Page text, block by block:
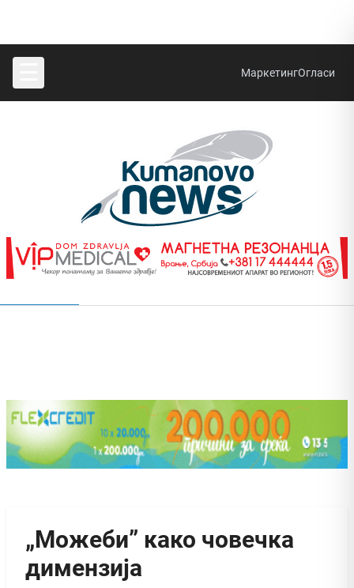
МаркетингОгласи
„Можеби” како човечка
димензија